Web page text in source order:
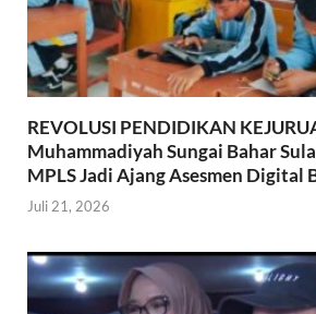
REVOLUSI PENDIDIKAN
Muhammadiyah Sungai Bahar
MPLS Jadi Ajang Asesmen Digital
Juli 21, 2026